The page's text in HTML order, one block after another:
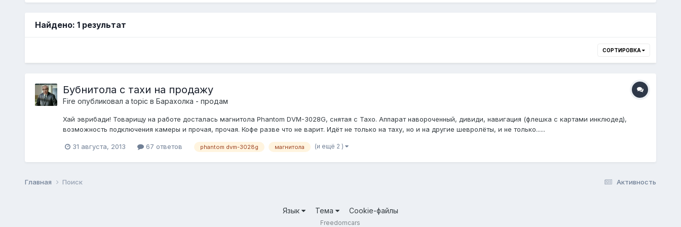
Найдено: 1 результат
СОРТИРОВКА
Бубнитола с тахи на продажу
Fire опубликовал a topic в Барахолка - продам
Хай эврибади! Товарищу на работе досталась магнитола Phantom DVM-3028G, снятая с Тахо. Аппарат навороченный, дивиди, навигация (флешка с картами инклюдед),
возможность подключения камеры и прочая, прочая. Кофе разве что не варит. Идёт не только на таху, но и на другие шевролёты, и не только......
31 августа, 2013 67 ответов phantom dvm-3028g магнитола (и ещё 2 )
Активность
Главная Поиск
Язык Тема Cookie-файлы
Freedomcars